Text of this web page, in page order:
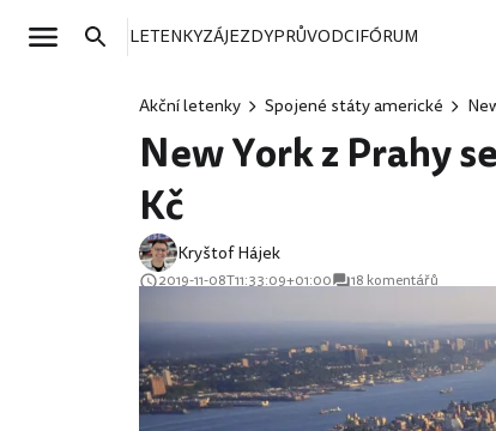
LETENKYZÁJEZDYPRŮVODCIFÓRUM
Akční letenky Spojené státy americké
New York z Prahy
Kč
Kryštof Hájek
2019-11-08T11:33:09+01:00 18 komentářů